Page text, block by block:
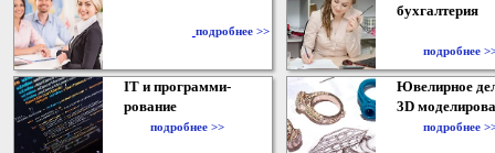
подробнее >>
бухгалтерия
подробнее
IT и программи-
рование
подробнее >>
Ювелирное
3D
подробнее